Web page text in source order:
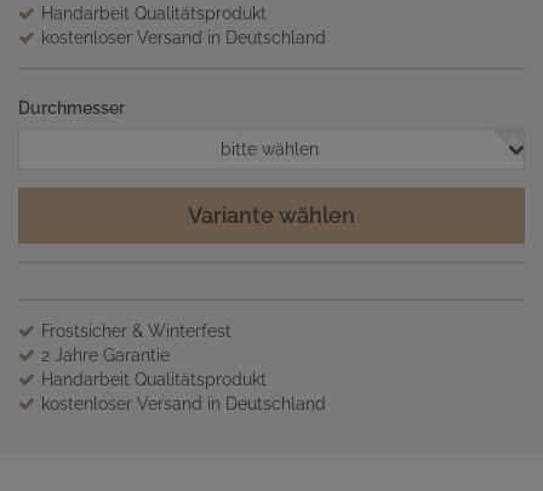
Handarbeit Qualitätsprodukt
kostenloser Versand in Deutschland
Durchmesser
bitte wählen
Variante wählen
Frostsicher & Winterfest
2 Jahre Garantie
Handarbeit Qualitätsprodukt
kostenloser Versand in Deutschland